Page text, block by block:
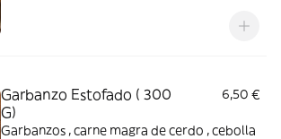
Garbanzo Estofado ( 300
G)
6,50 €
Garbanzos , carne magra de cerdo , cebolla